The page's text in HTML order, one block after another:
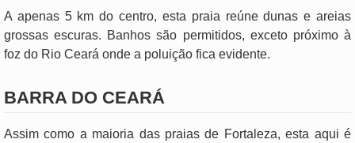
A apenas 5 km do centro, esta praia reúne dunas e areias
grossas escuras. Banhos são permitidos, exceto próximo à
foz do Rio Ceará onde a poluição fica evidente.
BARRA DO CEARÁ
Assim como a maioria das praias de Fortaleza, esta aqui é